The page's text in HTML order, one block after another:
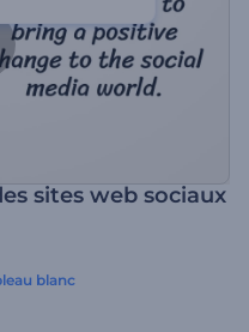
sites web sociaux
blanc